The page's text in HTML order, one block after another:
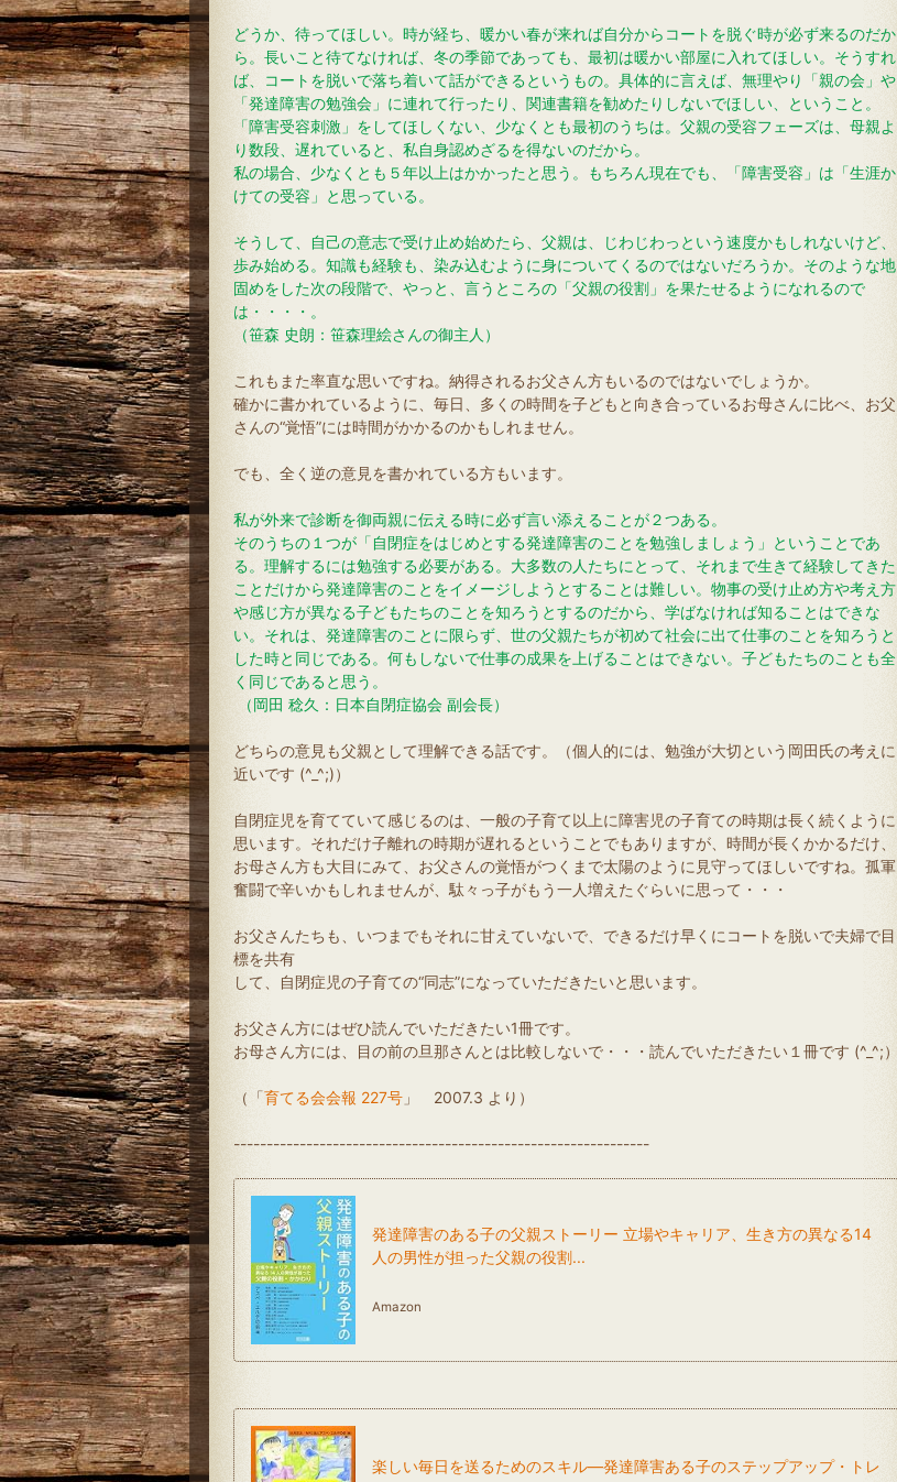
どうか、待ってほしい。時が経ち、暖かい春が来れば自分からコートを脱ぐ時が必ず来るのだか
ら。長いこと待てなければ、冬の季節であっても、最初は暖かい部屋に入れてほしい。そうすれ
ば、コートを脱いで落ち着いて話ができるというもの。具体的に言えば、無理やり「親の会」や
「発達障害の勉強会」に連れて行ったり、関連書籍を勧めたりしないでほしい、ということ。
「障害受容刺激」をしてほしくない、少なくとも最初のうちは。父親の受容フェーズは、母親よ
り数段、遅れていると、私自身認めざるを得ないのだから。
私の場合、少なくとも５年以上はかかったと思う。もちろん現在でも、「障害受容」は「生涯か
けての受容」と思っている。
そうして、自己の意志で受け止め始めたら、父親は、じわじわっという速度かもしれないけど、
歩み始める。知識も経験も、染み込むように身についてくるのではないだろうか。そのような地
固めをした次の段階で、やっと、言うところの「父親の役割」を果たせるようになれるので
は・・・・。
（笹森 史朗：笹森理絵さんの御主人）
これもまた率直な思いですね。納得されるお父さん方もいるのではないでしょうか。
確かに書かれているように、毎日、多くの時間を子どもと向き合っているお母さんに比べ、お父
さんの“覚悟”には時間がかかるのかもしれません。
でも、全く逆の意見を書かれている方もいます。
私が外来で診断を御両親に伝える時に必ず言い添えることが２つある。
そのうちの１つが「自閉症をはじめとする発達障害のことを勉強しましょう」ということであ
る。理解するには勉強する必要がある。大多数の人たちにとって、それまで生きて経験してきた
ことだけから発達障害のことをイメージしようとすることは難しい。物事の受け止め方や考え方
や感じ方が異なる子どもたちのことを知ろうとするのだから、学ばなければ知ることはできな
い。それは、発達障害のことに限らず、世の父親たちが初めて社会に出て仕事のことを知ろうと
した時と同じである。何もしないで仕事の成果を上げることはできない。子どもたちのことも全
く同じであると思う。
（岡田 稔久：日本自閉症協会 副会長）
どちらの意見も父親として理解できる話です。（個人的には、勉強が大切という岡田氏の考えに
近いです (^_^;)）
自閉症児を育てていて感じるのは、一般の子育て以上に障害児の子育ての時期は長く続くように
思います。それだけ子離れの時期が遅れるということでもありますが、時間が長くかかるだけ、
お母さん方も大目にみて、お父さんの覚悟がつくまで太陽のように見守ってほしいですね。孤軍
奮闘で辛いかもしれませんが、駄々っ子がもう一人増えたぐらいに思って・・・
お父さんたちも、いつまでもそれに甘えていないで、できるだけ早くにコートを脱いで夫婦で目
標を共有
して、自閉症児の子育ての“同志”になっていただきたいと思います。
お父さん方にはぜひ読んでいただきたい1冊です。
お母さん方には、目の前の旦那さんとは比較しないで・・・読んでいただきたい１冊です (^_^;）
（「育てる会会報 227号 」 2007.3 より）
---------------------------------------------------------------
発達障害のある子の父親ストーリー 立場やキャリア、生き方の異なる14
人の男性が担った父親の役割...
Amazon
楽しい毎日を送るためのスキル―発達障害ある子のステップアップ・トレ